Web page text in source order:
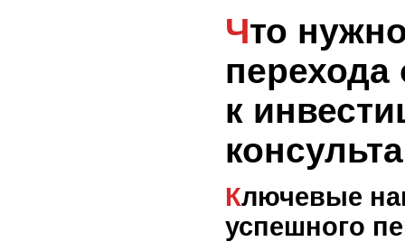
Что нужно знать для
перехода
к
Ключевые навыки для
успешного